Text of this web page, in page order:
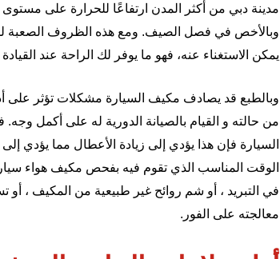
مدينة دبي من أكثر المدن ارتفاعًا للحرارة على
وبالأخص في فصل الصيف. ومع هذه الظروف الصعبة
يمكن الاستغناء عنه، فهو ما يوفر لك الراحة عند
وبالطبع قد يصادف مكيف السيارة مشكلات تؤثر على
من حالته و القيام بالصيانة الدورية له على أكمل
السيارة فإن هذا يؤدي إلى زيادة الأعطال مما يؤدي
الوقت المناسب الذي تقوم فيه بفحص مكيف هواء
في التبريد ، أو شم روائح غير طبيعية من المكيف
معالجته على الفور.